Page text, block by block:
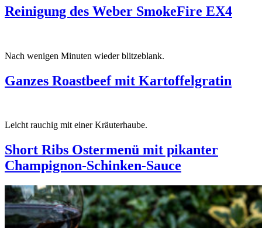
Reinigung des Weber SmokeFire EX4
Nach wenigen Minuten wieder blitzeblank.
Ganzes Roastbeef mit Kartoffelgratin
Leicht rauchig mit einer Kräuterhaube.
Short Ribs Ostermenü mit pikanter
Champignon-Schinken-Sauce